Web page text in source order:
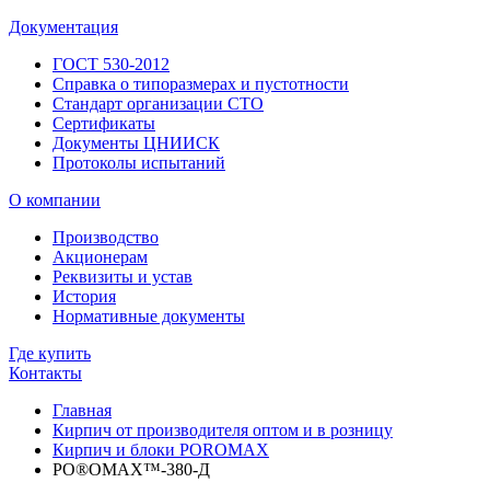
Документация
ГОСТ 530-2012
Справка о типоразмерах и пустотности
Стандарт организации СТО
Сертификаты
Документы ЦНИИСК
Протоколы испытаний
О компании
Производство
Акционерам
Реквизиты и устав
История
Нормативные документы
Где купить
Контакты
Главная
Кирпич от производителя оптом и в розницу
Кирпич и блоки POROMAX
PO®OMAX™-380-Д